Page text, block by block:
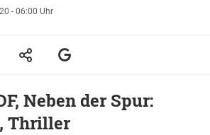
- 06:00 Uhr
Neben der Spur:
Thriller